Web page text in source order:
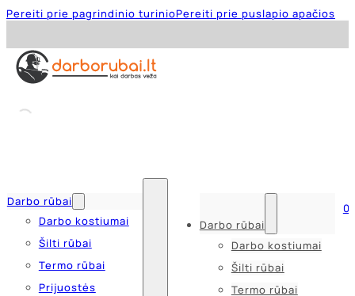
Pereiti prie pagrindinio turinioPereiti prie puslapio apačios
Darbo rūbai
Darbo kostiumai
Šilti rūbai
Termo rūbai
Prijuostės
Darbo rūbai
Darbo kostiumai
Šilti rūbai
Termo rūbai
0